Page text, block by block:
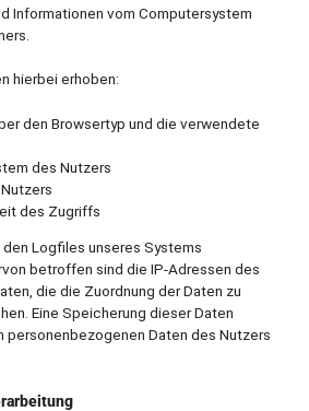
Informationen vom Computersystem
hierbei erhoben:
den Browsertyp und die verwendete
des Nutzers
des Zugriffs
Logfiles unseres Systems
betroffen sind die IP-Adressen des
die die Zuordnung der Daten zu
Eine Speicherung dieser Daten
personenbezogenen Daten des Nutzers